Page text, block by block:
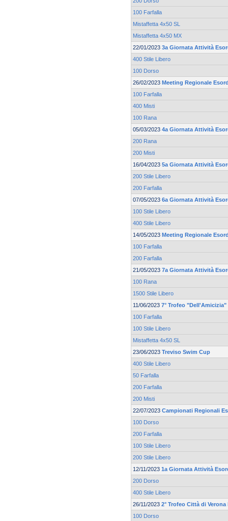
100 Farfalla
Mistaffetta 4x50 SL
Mistaffetta 4x50 MX
22/01/2023 3a Giornata Attività
400 Stile Libero
100 Dorso
26/02/2023 Meeting Regionale
100 Farfalla
400 Misti
100 Rana
05/03/2023 4a Giornata Attività
200 Rana
200 Misti
16/04/2023 5a Giornata Attività
200 Stile Libero
200 Farfalla
07/05/2023 6a Giornata Attività
100 Stile Libero
400 Stile Libero
14/05/2023 Meeting Regionale
100 Farfalla
200 Farfalla
21/05/2023 7a Giornata Attività
100 Rana
1500 Stile Libero
11/06/2023 7° Trofeo "Dell'Amicizia"
100 Farfalla
100 Stile Libero
Mistaffetta 4x50 SL
23/06/2023 Treviso Swim Cup
400 Stile Libero
50 Farfalla
200 Farfalla
200 Misti
22/07/2023 Campionati Regionali
100 Dorso
200 Farfalla
100 Stile Libero
200 Stile Libero
12/11/2023 1a Giornata Attività
200 Dorso
400 Stile Libero
26/11/2023 2° Trofeo Città di
100 Dorso